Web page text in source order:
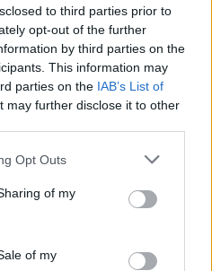
to third parties prior to
opt-out of the further
by third parties on the
This information may
parties on the IAB’s List of
may further disclose it to other
Opt Outs
of my
of my
fenyegetés miatt
kapott, és emiatt
SIC Fesztre tervezett